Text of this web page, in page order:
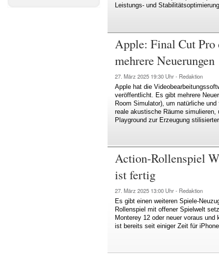
Leistungs- und
Apple: Final Cut
mehrere Neuerungen
27. März 2025 19:30 Uhr - Redaktion
Apple hat die
veröffentlicht. Es gibt mehrere
Room Simulator), um natürliche
reale akustische Räume
Playground zur Erzeugung
Action-Rollenspiel
ist fertig
27. März 2025 13:00 Uhr - Redaktion
Es gibt einen weiteren Spiele-
Rollenspiel mit offener Spielwelt
Monterey 12 oder neuer voraus
ist bereits seit einiger Zeit für